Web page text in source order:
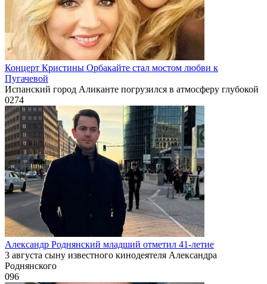
Концерт Кристины Орбакайте стал мостом любви к
Пугачевой
Испанский город Аликанте погрузился в атмосферу глубокой
0274
Александр Роднянский младший отметил 41-летие
3 августа сыну известного кинодеятеля Александра
Роднянского
096